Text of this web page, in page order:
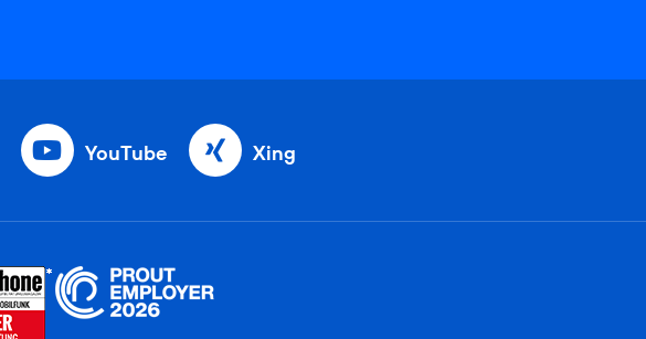
YouTube Xing